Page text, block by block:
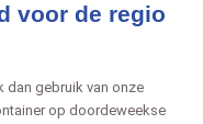
voor de regio
dan gebruik van onze
op doordeweekse